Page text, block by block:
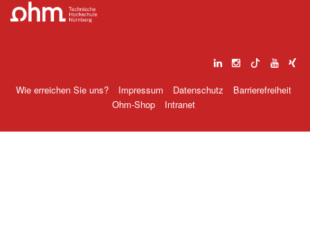
Wie erreichen Sie uns? Impressum Datenschutz
Barrierefreiheit
Ohm-Shop
Intranet